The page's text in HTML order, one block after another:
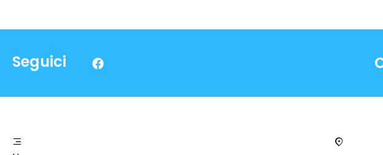
Seguici